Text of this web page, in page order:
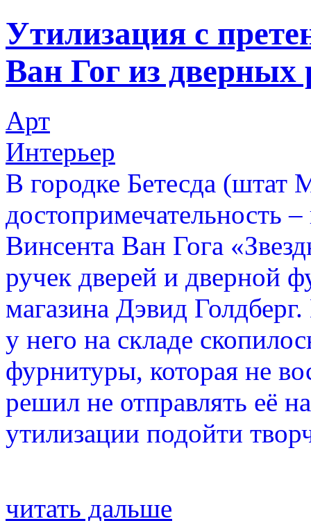
Утилизация с
Ван Гог из дверных
Арт
Интерьер
В городке Бетесда (штат
достопримечательность
Винсента Ван Гога
ручек дверей и дверной
магазина Дэвид
у него на складе
фурнитуры, которая не
решил не отправлять её
утилизации подойти
читать дальше